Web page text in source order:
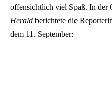
offensichtlich viel Spaß. In der
Herald berichtete die
dem 11. September: